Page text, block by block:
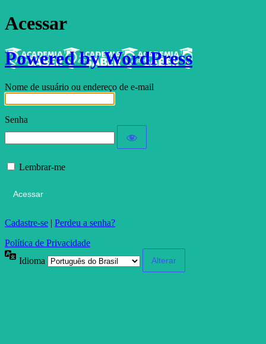
Acessar
Powered by WordPress
Nome de usuário ou endereço de e-mail
Senha
Lembrar-me
Cadastre-se | Perdeu a senha?
Política de Privacidade
Idioma